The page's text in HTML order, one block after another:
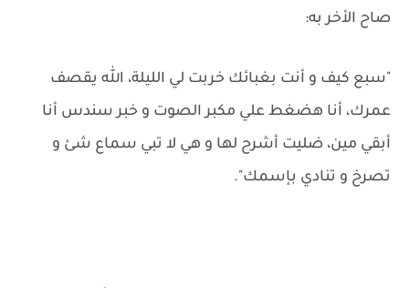
صاح الأخر به:
"سبع كيف و أنت بغبائك خربت لي الليلة، الله يقصف
عمرك، أنا هضغط علي مكبر الصوت و خبر سندس أنا
أبقي مين، ضليت أشرح لها و هي لا تبي سماع شئ و
تصرخ و تنادي بإسمك".